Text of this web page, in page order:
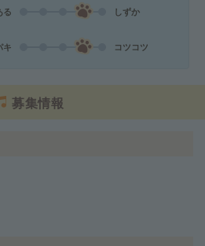
る しずか
キ コツコツ
募集情報